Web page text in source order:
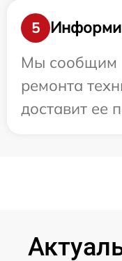
5
Мы сообщим
ремонта
доставит ее